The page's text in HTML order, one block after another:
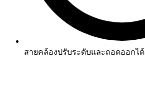
สายคล้องปรับระดับและถอดออกได้